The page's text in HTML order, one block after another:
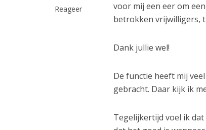
Reageer
voor mij een eer om
betrokken vrijwilligers,
Dank jullie wel!
De functie heeft mij
gebracht. Daar kijk ik
Tegelijkertijd voel ik